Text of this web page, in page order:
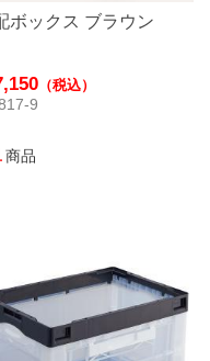
ボックス ブラウン
（税込）
9
商品